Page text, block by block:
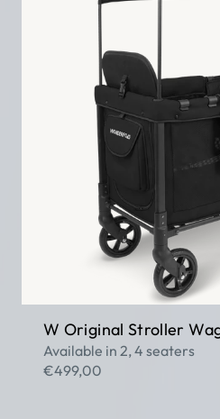
W Original Stroller
Available in 2, 4 seaters
€499,00